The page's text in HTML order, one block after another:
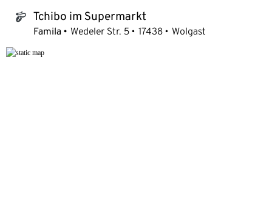
tchibo_logo Tchibo im Supermarkt
Famila Wedeler Str. 5 17438 Wolgast